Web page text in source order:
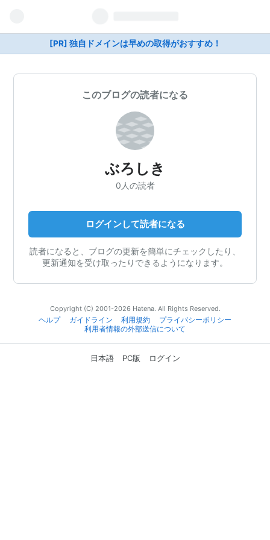
[PR] 独自ドメインは早めの取得がおすすめ！
このブログの読者になる
ぶろしき
0人の読者
ログインして読者になる
読者になると、ブログの更新を簡単にチェックしたり、
更新通知を受け取ったりできるようになります。
Copyright (C) 2001-2026 Hatena. All Rights Reserved.
ヘルプ
ガイドライン 利用規約
プライバシーポリシー
利用者情報の外部送信について
日本語 PC版 ログイン